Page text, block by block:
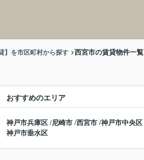
】を市区町村から探す 西宮市の賃貸物件一覧
おすすめのエリア
神戸市兵庫区 /尼崎市 /西宮市 /神戸市中央区
神戸市垂水区